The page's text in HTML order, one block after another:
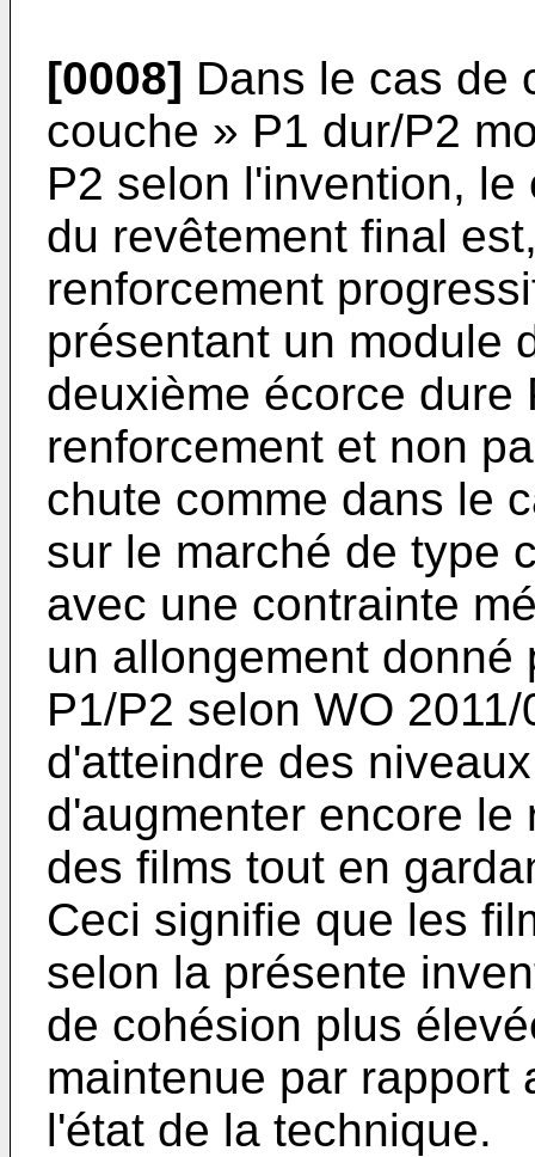
[0008] Dans le cas de
couche » P1 dur/P2
P2 selon l'invention,
du revêtement final
renforcement
présentant un module
deuxième écorce
renforcement et non
chute comme dans le
sur le marché de type
avec une contrainte
un allongement
P1/P2 selon WO
d'atteindre des
d'augmenter encore le
des films tout en
Ceci signifie que les
selon la présente
de cohésion plus
maintenue par rapport
l'état de la technique.